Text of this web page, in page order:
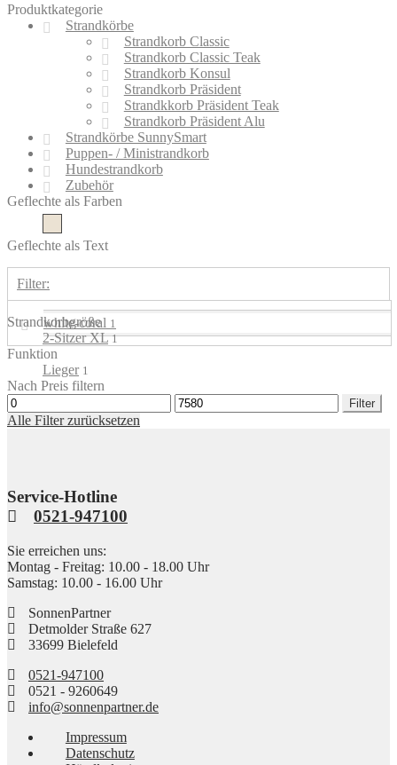
Produktkategorie
Strandkörbe
Strandkorb Classic
Strandkorb Classic Teak
Strandkorb Konsul
Strandkorb Präsident
Strandkkorb Präsident Teak
Strandkorb Präsident Alu
Strandkörbe SunnySmart
Puppen- / Ministrandkorb
Hundestrandkorb
Zubehör
Geflechte als Farben
Geflechte als Text
Filter:
white-coral 1
Strandkorbgröße
2-Sitzer XL 1
Funktion
Lieger 1
Nach Preis filtern
Min.
Preis
Max.
Preis
Filter
Alle Filter zurücksetzen
Service-Hotline
0521-947100
Sie erreichen uns:
Montag - Freitag: 10.00 - 18.00 Uhr
Samstag: 10.00 - 16.00 Uhr
SonnenPartner
Detmolder Straße 627
33699 Bielefeld
0521-947100
0521 - 9260649
info@sonnenpartner.de
Impressum
Datenschutz